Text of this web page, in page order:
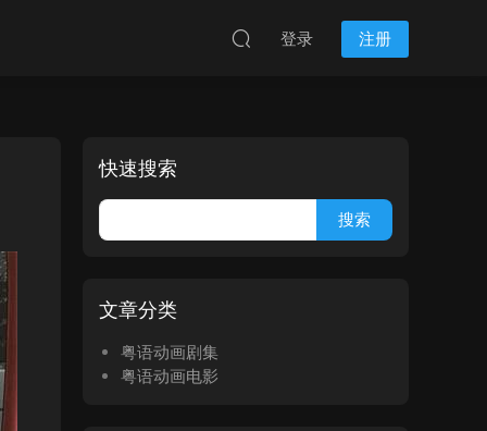
登录 注册
快速搜索
文章分类
粤语动画剧集
粤语动画电影